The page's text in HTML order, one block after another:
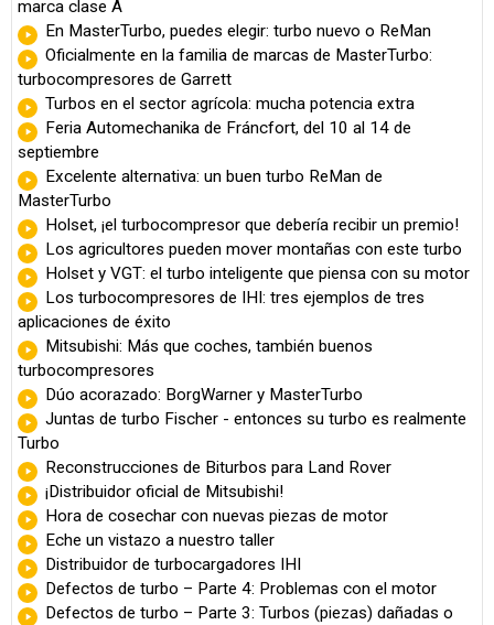
marca clase A
En MasterTurbo, puedes elegir: turbo nuevo o ReMan
Oficialmente en la familia de marcas de MasterTurbo:
turbocompresores de Garrett
Turbos en el sector agrícola: mucha potencia extra
Feria Automechanika de Fráncfort, del 10 al 14 de
septiembre
Excelente alternativa: un buen turbo ReMan de
MasterTurbo
Holset, ¡el turbocompresor que debería recibir un premio!
Los agricultores pueden mover montañas con este turbo
Holset y VGT: el turbo inteligente que piensa con su motor
Los turbocompresores de IHI: tres ejemplos de tres
aplicaciones de éxito
Mitsubishi: Más que coches, también buenos
turbocompresores
Dúo acorazado: BorgWarner y MasterTurbo
Juntas de turbo Fischer - entonces su turbo es realmente
Turbo
Reconstrucciones de Biturbos para Land Rover
¡Distribuidor oficial de Mitsubishi!
Hora de cosechar con nuevas piezas de motor
Eche un vistazo a nuestro taller
Distribuidor de turbocargadores IHI
Defectos de turbo – Parte 4: Problemas con el motor
Defectos de turbo – Parte 3: Turbos (piezas) dañadas o